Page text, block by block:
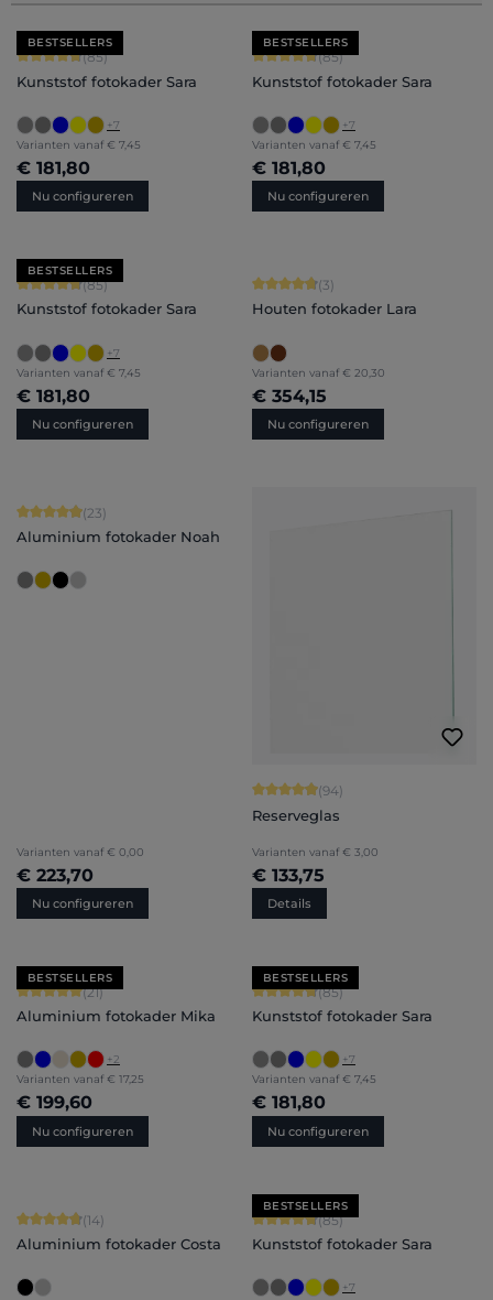
BESTSELLERS
Gemiddelde score van 4.71 op 5 sterren
(85)
Kunststof fotokader Sara
+7
Varianten vanaf € 7,45
€ 181,80
Nu configureren
BESTSELLERS
Gemiddelde score van 4.71 op 5
(85)
Kunststof fotokader Sara
+7
Varianten vanaf € 7,45
€ 181,80
Nu configureren
BESTSELLERS
Gemiddelde score van 4.71 op 5 sterren
(85)
Kunststof fotokader Sara
+7
Varianten vanaf € 7,45
€ 181,80
Nu configureren
Gemiddelde score van 4.67 op 5
(3)
Houten fotokader Lara
Varianten vanaf € 20,30
€ 354,15
Nu configureren
Gemiddelde score van 4.91 op 5 sterren
(23)
Aluminium fotokader Noah
Varianten vanaf € 0,00
€ 223,70
Nu configureren
Gemiddelde score van 4.94 op 5
(94)
Reserveglas
Varianten vanaf € 3,00
€ 133,75
Details
BESTSELLERS
Gemiddelde score van 5 op 5 sterren
(21)
Aluminium fotokader Mika
+2
Varianten vanaf € 17,25
€ 199,60
Nu configureren
BESTSELLERS
Gemiddelde score van 4.71 op 5
(85)
Kunststof fotokader Sara
+7
Varianten vanaf € 7,45
€ 181,80
Nu configureren
Gemiddelde score van 4.86 op 5 sterren
(14)
Aluminium fotokader Costa
BESTSELLERS
Gemiddelde score van 4.71 op 5
(85)
Kunststof fotokader Sara
+7